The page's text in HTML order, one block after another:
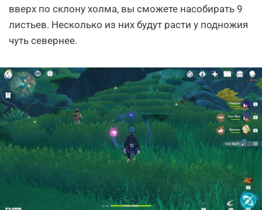
вверх по склону холма, вы сможете насобирать 9
листьев. Несколько из них будут расти у подножия
чуть севернее.